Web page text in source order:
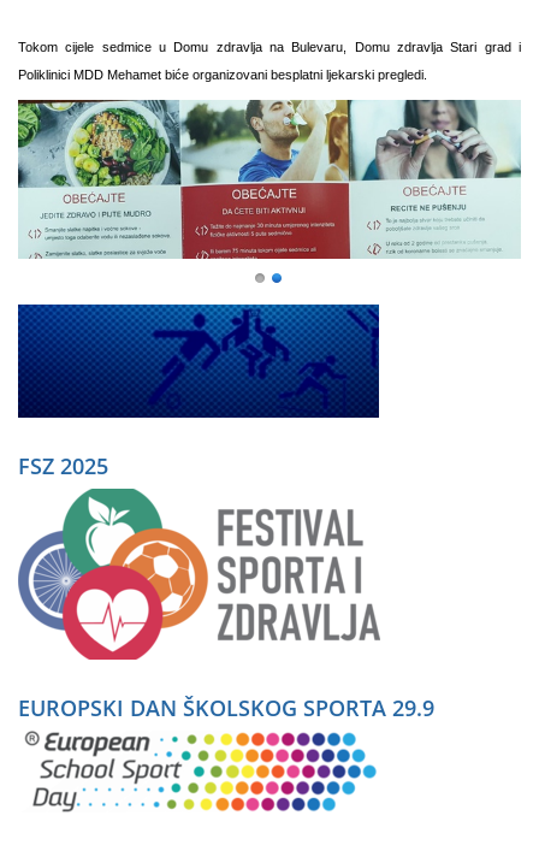
Tokom cijele sedmice u Domu zdravlja na Bulevaru, Domu zdravlja Stari grad i
Poliklinici MDD Mehamet biće organizovani besplatni ljekarski pregledi.
FSZ 2025
EUROPSKI DAN ŠKOLSKOG SPORTA 29.9